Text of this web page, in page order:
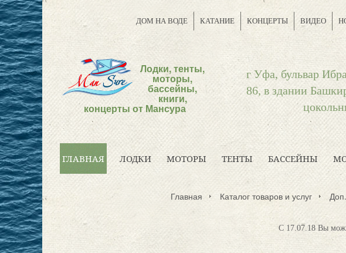
ДОМ НА ВОДЕ КАТАНИЕ КОНЦЕРТЫ ВИДЕО
Лодки, тенты,
моторы,
бассейны,
книги,
концерты от Мансура
г Уфа, бульвар
86, в здании
ГЛАВНАЯ ЛОДКИ МОТОРЫ ТЕНТЫ БАССЕЙНЫ
Главная Каталог товаров и услуг
С 17.07.18 Вы